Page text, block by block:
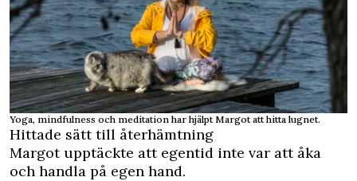
Yoga, mindfulness och meditation har hjälpt Margot att hitta lugnet.
Hittade sätt till återhämtning
Margot upptäckte att egentid inte var att åka
och handla på egen hand.